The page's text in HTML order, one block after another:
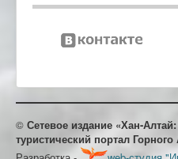
© Сетевое издание «Хан-
туристический портал Горного